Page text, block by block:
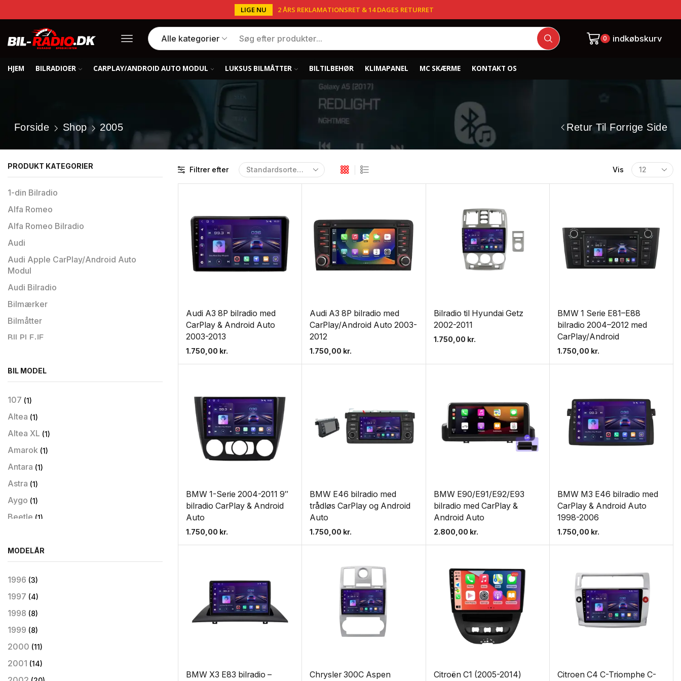
LIGE NU 2 ÅRS REKLAMATIONSRET & 14 DAGES RETURRET
0 indkøbskurv
HJEM BILRADIOER CARPLAY/ANDROID AUTO MODUL LUKSUS BILMÅTTER BILTILBEHØR KLIMAPANEL MC SKÆRME KONTAKT OS
Forside Shop 2005 Retur Til Forrige Side
Filtrer efter Vis
Audi A3 8P bilradio med
CarPlay & Android Auto
2003-2013
1.750,00 kr.
Audi A3 8P bilradio med
CarPlay/Android Auto 2003-
2012
1.750,00 kr.
Bilradio til Hyundai Getz
2002-2011
1.750,00 kr.
BMW 1 Serie E81–E88
bilradio 2004–2012 med
CarPlay/Android
1.750,00 kr.
BMW 1-Serie 2004-2011 9″
bilradio CarPlay & Android
Auto
1.750,00 kr.
BMW E46 bilradio med
trådløs CarPlay og Android
Auto
1.750,00 kr.
BMW E90/E91/E92/E93
bilradio med CarPlay &
Android Auto
2.800,00 kr.
BMW M3 E46 bilradio med
CarPlay & Android Auto
1998-2006
1.750,00 kr.
BMW X3 E83 bilradio –
Chrysler 300C Aspen
Citroën C1 (2005-2014)
Citroen C4 C-Triomphe C-
PRODUKT KATEGORIER
1-din Bilradio
Alfa Romeo
Alfa Romeo Bilradio
Audi
Audi Apple CarPlay/Android Auto
Modul
Audi Bilradio
Bilmærker
Bilmåtter
BILPLEJE
Bilradio til Hyundai
BMW
BMW Apple CarPlay/Android Auto
Modul
BMW Bilradio
Carplay
Chevrolet
Chevrolet Bilradio
Chrysler Bilradio
Citroen Bilradio
Dacia Bilradio
Daihatsu Bilradio
Dodge Bilradio
Fiat Bilradio
Ford
Ford Apple CarPlay/Android Auto
BIL MODEL
107 (1)
Altea (1)
Altea XL (1)
Amarok (1)
Antara (1)
Astra (1)
Aygo (1)
Beetle (1)
C1(1)
CC(1)
Connect
Corsa(1)
EOS(1)
Fabia(1)
Fabia Combi
MODELÅR
1996 (3)
1997 (4)
1998 (8)
1999 (8)
2000 (11)
2001 (14)